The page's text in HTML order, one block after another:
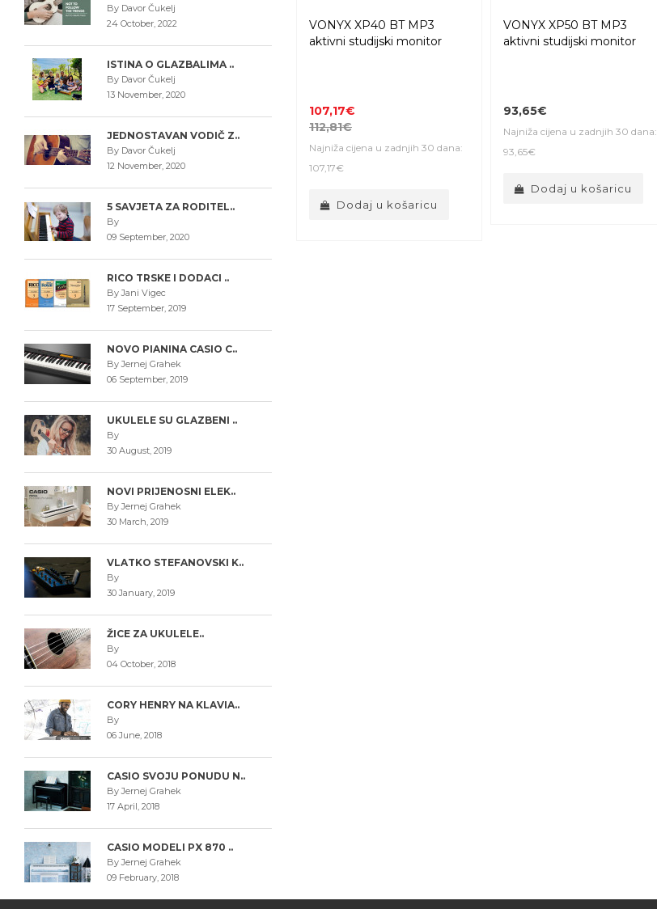
By Davor Čukelj
24 October, 2022
ISTINA O GLAZBALIMA ..
By Davor Čukelj
13 November, 2020
JEDNOSTAVAN VODIČ Z..
By Davor Čukelj
12 November, 2020
5 SAVJETA ZA RODITEL..
By
09 September, 2020
RICO TRSKE I DODACI ..
By Jani Vigec
17 September, 2019
NOVO PIANINA CASIO C..
By Jernej Grahek
06 September, 2019
UKULELE SU GLAZBENI ..
By
30 August, 2019
NOVI PRIJENOSNI ELEK..
By Jernej Grahek
30 March, 2019
VLATKO STEFANOVSKI K..
By
30 January, 2019
ŽICE ZA UKULELE..
By
04 October, 2018
CORY HENRY NA KLAVIA..
By
06 June, 2018
CASIO SVOJU PONUDU N..
By Jernej Grahek
17 April, 2018
CASIO MODELI PX 870 ..
By Jernej Grahek
09 February, 2018
VONYX XP40 BT MP3
aktivni studijski monitor
107,17€
112,81€
Najniža cijena u zadnjih 30 dana:
107,17€
Dodaj u košaricu
VONYX XP50 BT MP3
aktivni studijski monitor
93,65€
Najniža cijena u zadnjih 30 dana:
93,65€
Dodaj u košaricu